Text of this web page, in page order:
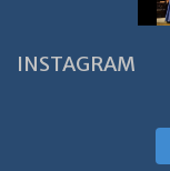
INSTAGRAM